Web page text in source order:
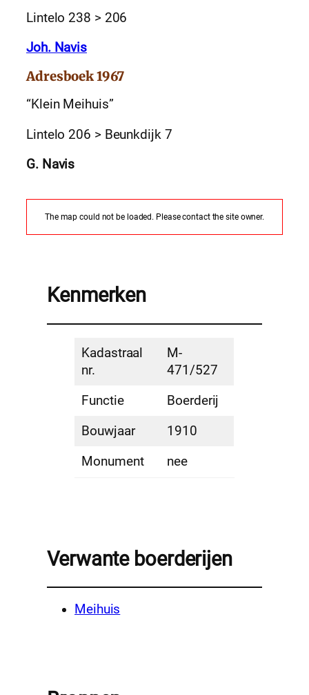
Lintelo 238 > 206
Joh. Navis
Adresboek 1967
“Klein Meihuis”
Lintelo 206 > Beunkdijk 7
G. Navis
The map could not be loaded. Please contact the site owner.
Kenmerken
Kadastraal
nr.
M-
471/527
Functie
Boerderij
Bouwjaar
1910
Monument
nee
Verwante boerderijen
Meihuis